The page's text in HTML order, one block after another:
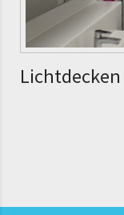
Lichtdecken